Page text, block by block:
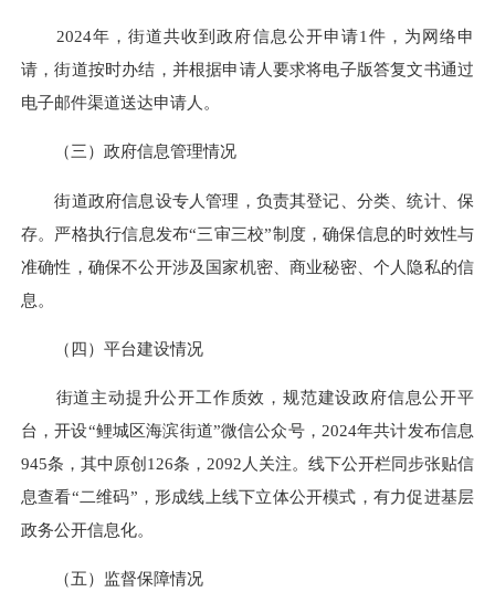
2024年，街道共收到政府信息公开申请1件，为网络申
请，街道按时办结，并根据申请人要求将电子版答复文书通过
电子邮件渠道送达申请人。
（三）政府信息管理情况
街道政府信息设专人管理，负责其登记、分类、统计、保
存。严格执行信息发布“三审三校”制度，确保信息的时效性与
准确性，确保不公开涉及国家机密、商业秘密、个人隐私的信
息。
（四）平台建设情况
街道主动提升公开工作质效，规范建设政府信息公开平
台，开设“鲤城区海滨街道”微信公众号，2024年共计发布信息
945条，其中原创126条，2092 人关注。线下公开栏同步张贴信
息查看“二维码”，形成线上线下立体公开模式，有力促进基层
政务公开信息化。
（五）监督保障情况